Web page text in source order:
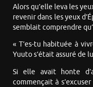
Alors qu’elle leva les
revenir dans les yeux
semblait comprendre
« T’es-tu habituée à
Yuuto s’était assuré de
Si elle avait honte
commençait à